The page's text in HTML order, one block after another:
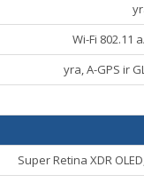
Wi-Fi 802.11
yra, A-GPS ir
Super Retina XDR